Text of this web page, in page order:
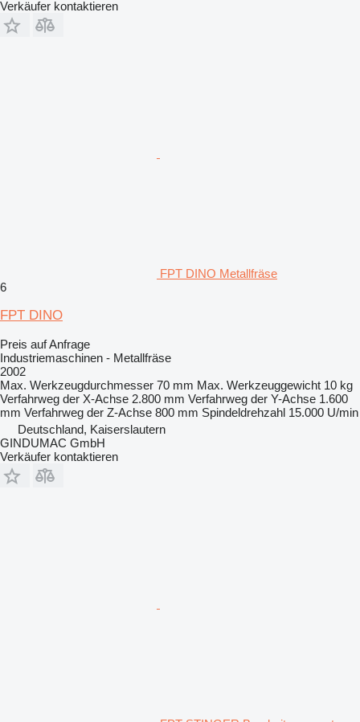
Verkäufer kontaktieren
FPT DINO Metallfräse
6
FPT DINO
Preis auf Anfrage
Industriemaschinen - Metallfräse
2002
Max. Werkzeugdurchmesser 70 mm Max. Werkzeuggewicht 10 kg
Verfahrweg der X-Achse 2.800 mm Verfahrweg der Y-Achse 1.600
mm Verfahrweg der Z-Achse 800 mm Spindeldrehzahl 15.000 U/min
Deutschland, Kaiserslautern
GINDUMAC GmbH
Verkäufer kontaktieren